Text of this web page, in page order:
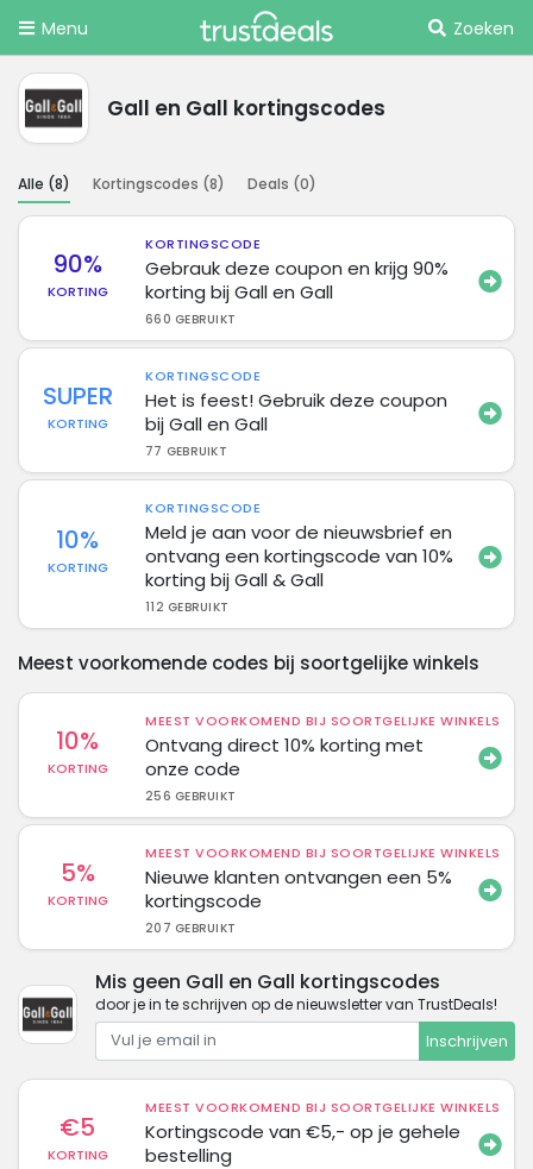
Menu Zoeken
Gall en Gall kortingscodes
Alle (8) Kortingscodes (8) Deals (0)
90%
KORTING
KORTINGSCODE
Gebrauk deze coupon en krijg 90%
korting bij Gall en Gall
660 GEBRUIKT
SUPER
KORTING
KORTINGSCODE
Het is feest! Gebruik deze coupon
bij Gall en Gall
77 GEBRUIKT
10%
KORTING
KORTINGSCODE
Meld je aan voor de nieuwsbrief en
ontvang een kortingscode van 10%
korting bij Gall & Gall
112 GEBRUIKT
Meest voorkomende codes bij soortgelijke winkels
10%
KORTING
MEEST VOORKOMEND BIJ SOORTGELIJKE WINKELS
Ontvang direct 10% korting met
onze code
256 GEBRUIKT
5%
KORTING
MEEST VOORKOMEND BIJ SOORTGELIJKE WINKELS
Nieuwe klanten ontvangen een 5%
kortingscode
207 GEBRUIKT
Mis geen Gall en Gall kortingscodes
door je in te schrijven op de nieuwsletter van TrustDeals!
Inschrijven
€5
KORTING
MEEST VOORKOMEND BIJ SOORTGELIJKE WINKELS
Kortingscode van €5,- op je gehele
bestelling